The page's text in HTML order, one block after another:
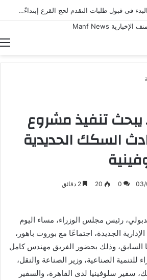
وزارة الداخلية تعلن البدء فى قبول طلبات التقدم لحج القرع إبتداءً من الأربعاء القادم .. تعرف على الاجراءات
يبحث تنفيذ مشروع
السكك الحديدية
03/
0
20
رئيس مجلس الوزراء، مساء اليوم
الجديدة، اجتماعًا مع بوروت باهور،
السابق، وذلك بحضور الفريق مهندس كامل
للتنمية الصناعية، وزير الصناعة والنقل،
سفير سلوفينيا لدى القاهرة، والسفير